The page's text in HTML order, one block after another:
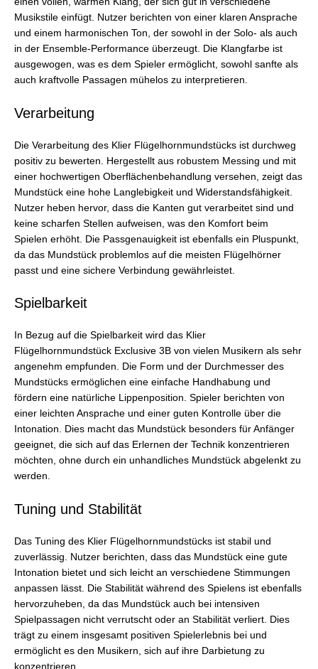
Musikstile einfügt. Nutzer berichten von einer klaren Ansprache
und einem harmonischen Ton, der sowohl in der Solo- als auch
in der Ensemble-Performance überzeugt. Die Klangfarbe ist
ausgewogen, was es dem Spieler ermöglicht, sowohl sanfte als
auch kraftvolle Passagen mühelos zu interpretieren.
Verarbeitung
Die Verarbeitung des Klier Flügelhornmundstücks ist durchweg
positiv zu bewerten. Hergestellt aus robustem Messing und mit
einer hochwertigen Oberflächenbehandlung versehen, zeigt das
Mundstück eine hohe Langlebigkeit und Widerstandsfähigkeit.
Nutzer heben hervor, dass die Kanten gut verarbeitet sind und
keine scharfen Stellen aufweisen, was den Komfort beim
Spielen erhöht. Die Passgenauigkeit ist ebenfalls ein Pluspunkt,
da das Mundstück problemlos auf die meisten Flügelhörner
passt und eine sichere Verbindung gewährleistet.
Spielbarkeit
In Bezug auf die Spielbarkeit wird das Klier
Flügelhornmundstück Exclusive 3B von vielen Musikern als sehr
angenehm empfunden. Die Form und der Durchmesser des
Mundstücks ermöglichen eine einfache Handhabung und
fördern eine natürliche Lippenposition. Spieler berichten von
einer leichten Ansprache und einer guten Kontrolle über die
Intonation. Dies macht das Mundstück besonders für Anfänger
geeignet, die sich auf das Erlernen der Technik konzentrieren
möchten, ohne durch ein unhandliches Mundstück abgelenkt zu
werden.
Tuning und Stabilität
Das Tuning des Klier Flügelhornmundstücks ist stabil und
zuverlässig. Nutzer berichten, dass das Mundstück eine gute
Intonation bietet und sich leicht an verschiedene Stimmungen
anpassen lässt. Die Stabilität während des Spielens ist ebenfalls
hervorzuheben, da das Mundstück auch bei intensiven
Spielpassagen nicht verrutscht oder an Stabilität verliert. Dies
trägt zu einem insgesamt positiven Spielerlebnis bei und
ermöglicht es den Musikern, sich auf ihre Darbietung zu
konzentrieren.